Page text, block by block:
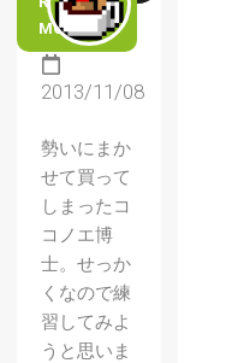
MORE
2013/11/08
勢いにまか
せて買って
しまったコ
コノエ博
士。せっか
くなので練
習してみよ
うと思いま